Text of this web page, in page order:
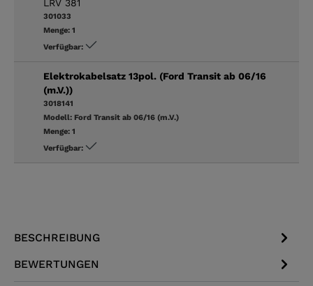
LRV 381
301033
Menge: 1
Verfügbar:
Elektrokabelsatz 13pol. (Ford Transit ab 06/16
(m.V.))
3018141
Modell: Ford Transit ab 06/16 (m.V.)
Menge: 1
Verfügbar:
BESCHREIBUNG
BEWERTUNGEN